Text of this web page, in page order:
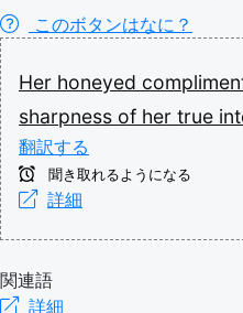
このボタンはなに？
Her honeyed
sharpness of her true
翻訳する
聞き取れるようになる
詳細
関連語
詳細